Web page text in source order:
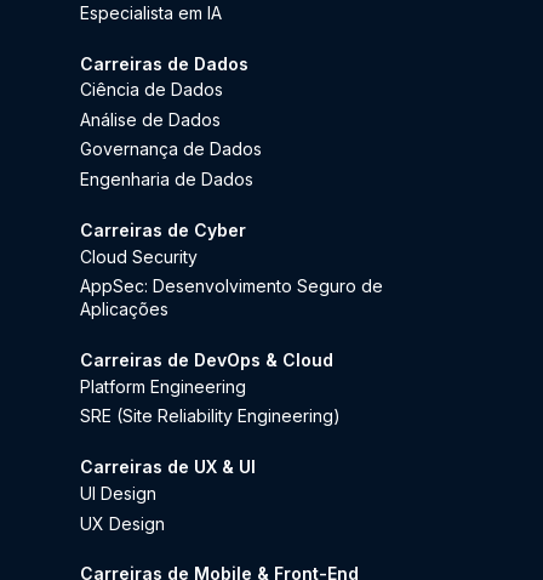
Especialista em IA
Carreiras de Dados
Ciência de Dados
Análise de Dados
Governança de Dados
Engenharia de Dados
Carreiras de Cyber
Cloud Security
AppSec: Desenvolvimento Seguro de
Aplicações
Carreiras de DevOps & Cloud
Platform Engineering
SRE (Site Reliability Engineering)
Carreiras de UX & UI
UI Design
UX Design
Carreiras de Mobile & Front-End